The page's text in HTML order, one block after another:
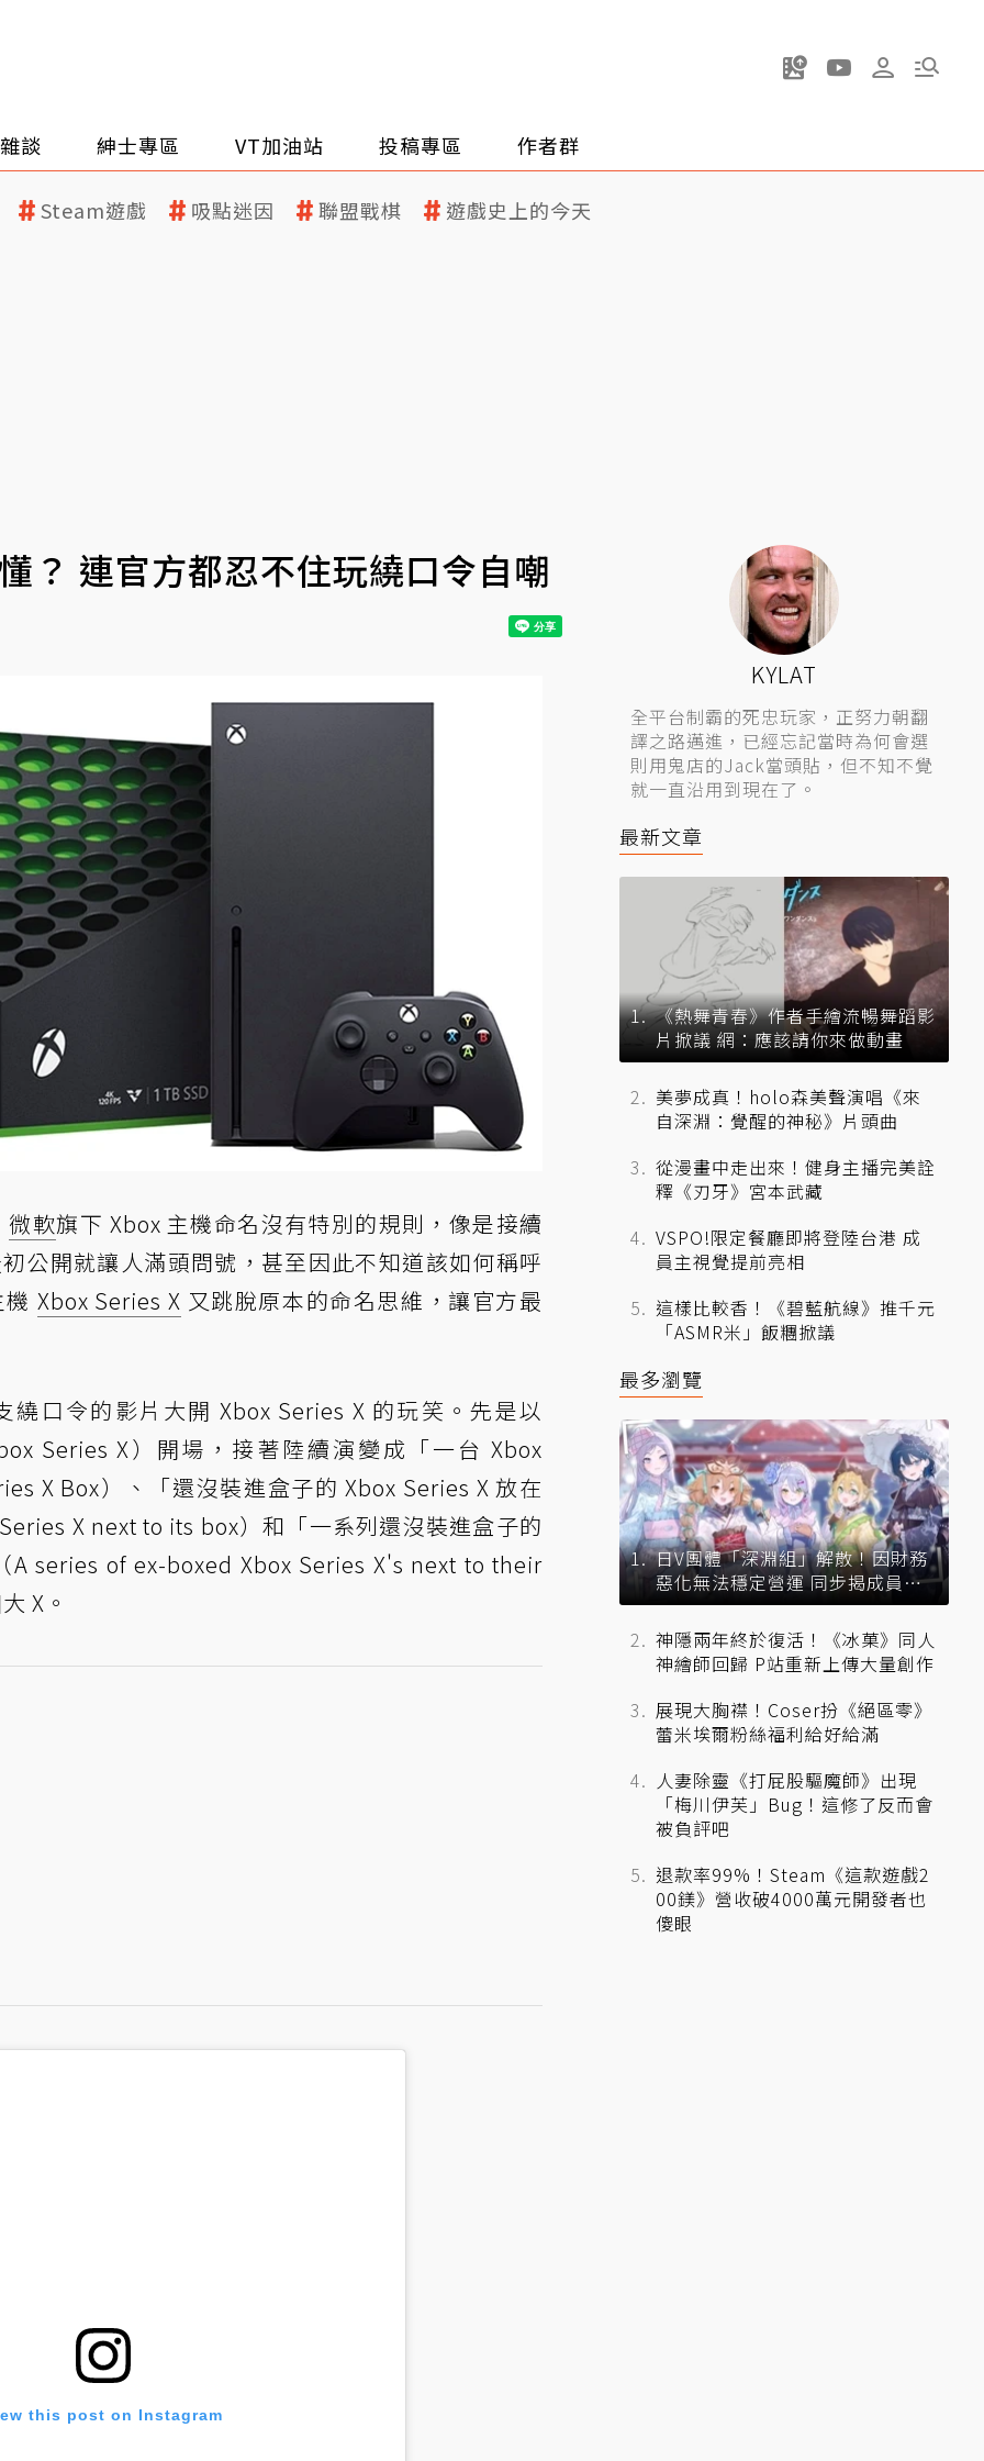
談 紳士專區 VT加油站 投稿專區 作者群
Steam遊戲 吸點迷因 聯盟戰棋 遊戲史上的今天
？ 連官方都忍不住玩繞口令自嘲
微軟旗下 Xbox 主機命名沒有特別的規則，像是接續
公開就讓人滿頭問號，甚至因此不知道該如何稱呼
Xbox Series X 又跳脫原本的命名思維，讓官方最
口令的影片大開 Xbox Series X 的玩笑。先是以
Series X）開場，接著陸續演變成「一台 Xbox
X Box）、「還沒裝進盒子的 Xbox Series X 放在
X next to its box）和「一系列還沒裝進盒子的
A series of ex-boxed Xbox Series X's next to their
X。
this post on Instagram
KYLAT
全平台制霸的死忠玩家，正努力朝翻
譯之路邁進，已經忘記當時為何會選
則用鬼店的Jack當頭貼，但不知不覺
就一直沿用到現在了。
最新文章
《熱舞青春》作者手繪流暢舞蹈影
片掀議 網：應該請你來做動畫
美夢成真！holo森美聲演唱《來
自深淵：覺醒的神秘》片頭曲
從漫畫中走出來！健身主播完美詮
釋《刃牙》宮本武藏
VSPO!限定餐廳即將登陸台港 成
員主視覺提前亮相
這樣比較香！《碧藍航線》推千元
「ASMR米」飯糰掀議
最多瀏覽
日V團體「深淵組」解散！因財務
惡化無法穩定營運 同步揭成員未
來去向
神隱兩年終於復活！《冰菓》同人
神繪師回歸 P站重新上傳大量創作
展現大胸襟！Coser扮《絕區零》
蕾米埃爾粉絲福利給好給滿
人妻除靈《打屁股驅魔師》出現
「梅川伊芙」Bug！這修了反而會
被負評吧
退款率99%！Steam《這款遊戲2
00鎂》營收破4000萬元開發者也
傻眼